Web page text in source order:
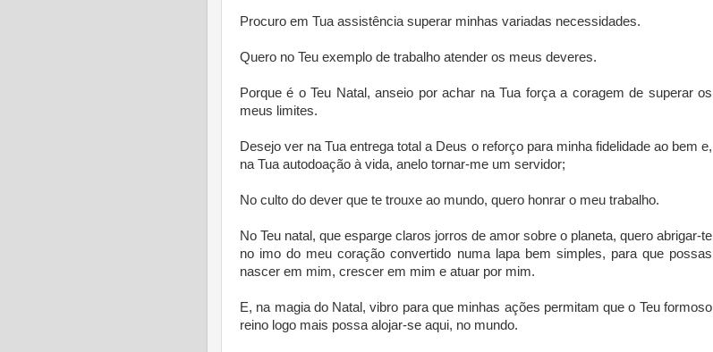
Procuro em Tua assistência superar minhas variadas necessidades.
Quero no Teu exemplo de trabalho atender os meus deveres.
Porque é o Teu Natal, anseio por achar na Tua força a coragem de superar os
meus limites.
Desejo ver na Tua entrega total a Deus o reforço para minha fidelidade ao bem e,
na Tua autodoação à vida, anelo tornar-me um servidor;
No culto do dever que te trouxe ao mundo, quero honrar o meu trabalho.
No Teu natal, que esparge claros jorros de amor sobre o planeta, quero abrigar-te
no imo do meu coração convertido numa lapa bem simples, para que possas
nascer em mim, crescer em mim e atuar por mim.
E, na magia do Natal, vibro para que minhas ações permitam que o Teu formoso
reino logo mais possa alojar-se aqui, no mundo.